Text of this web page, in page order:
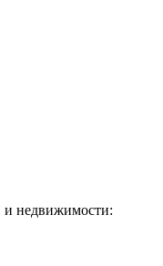
и недвижимости: